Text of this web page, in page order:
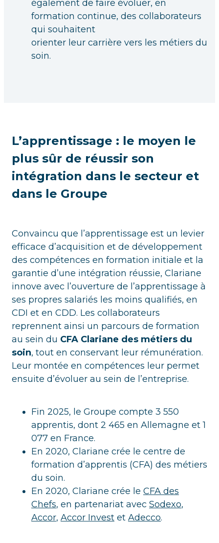
également de faire évoluer, en
formation continue, des collaborateurs
qui souhaitent
orienter leur carrière vers les métiers du
soin.
L’apprentissage : le moyen le
plus sûr de réussir son
intégration dans le secteur et
dans le Groupe
Convaincu que l’apprentissage est un levier
efficace d’acquisition et de développement
des compétences en formation initiale et la
garantie d’une intégration réussie, Clariane
innove avec l’ouverture de l’apprentissage à
ses propres salariés les moins qualifiés, en
CDI et en CDD. Les collaborateurs
reprennent ainsi un parcours de formation
au sein du CFA Clariane des métiers du
soin, tout en conservant leur rémunération.
Leur montée en compétences leur permet
ensuite d’évoluer au sein de l’entreprise.
Fin 2025, le Groupe compte 3 550
apprentis, dont 2 465 en Allemagne et 1
077 en France.
En 2020, Clariane crée le centre de
formation d’apprentis (CFA) des métiers
du soin.
En 2020, Clariane crée le CFA des
Chefs, en partenariat avec Sodexo,
Accor, Accor Invest et Adecco.